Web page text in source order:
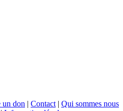
un don | Contact | Qui sommes nous